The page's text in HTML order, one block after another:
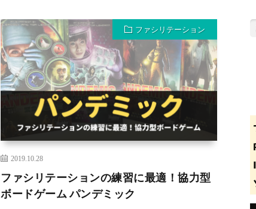
ファシリテーション
2019.10.28
ファシリテーションの練習に最適！協力型
ボードゲーム パンデミック